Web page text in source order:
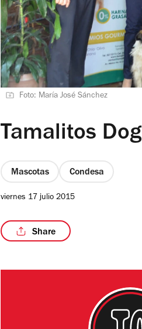
Foto: María José Sánchez
Tamalitos Dog
Mascotas Condesa
viernes 17 julio 2015
Share